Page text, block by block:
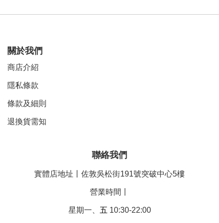
關於我們
商店介紹
隱私條款
條款及細則
退換貨需知
聯絡我們
實體店地址丨佐敦吳松街191號突破中心5樓
營業時間丨
星期一、 五 10:30-22:00